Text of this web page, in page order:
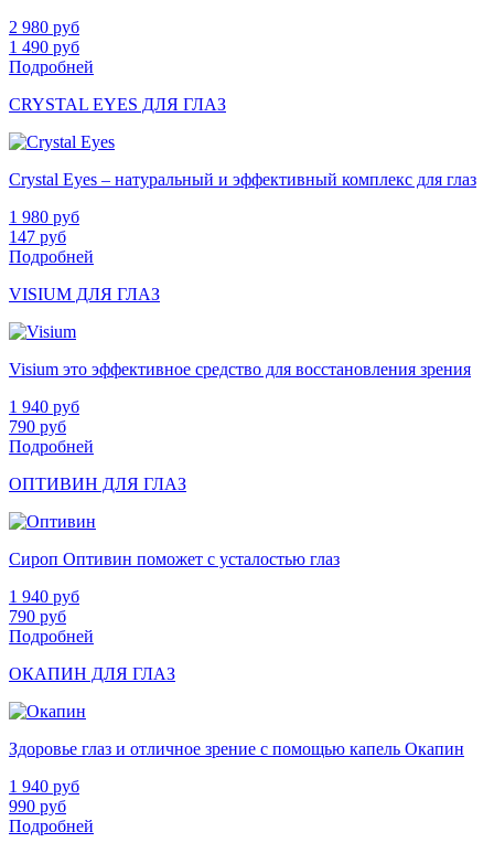
2 980 руб
1 490 руб
Подробней
CRYSTAL EYES ДЛЯ ГЛАЗ
Crystal Eyes – натуральный и эффективный комплекс для глаз
1 980 руб
147 руб
Подробней
VISIUM ДЛЯ ГЛАЗ
Visium это эффективное средство для восстановления зрения
1 940 руб
790 руб
Подробней
ОПТИВИН ДЛЯ ГЛАЗ
Сироп Оптивин поможет с усталостью глаз
1 940 руб
790 руб
Подробней
ОКАПИН ДЛЯ ГЛАЗ
Здоровье глаз и отличное зрение с помощью капель Окапин
1 940 руб
990 руб
Подробней